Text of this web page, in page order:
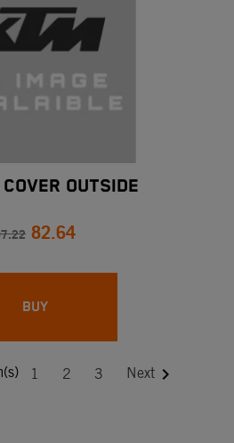
OUTSIDE
82.64
BUY
1 2 3 Next 